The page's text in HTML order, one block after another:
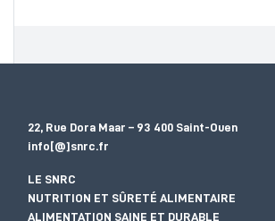
22, Rue Dora Maar – 93 400 Saint-Ouen
info[@]snrc.fr
LE SNRC
NUTRITION ET SÛRETÉ ALIMENTAIRE
ALIMENTATION SAINE ET DURABLE